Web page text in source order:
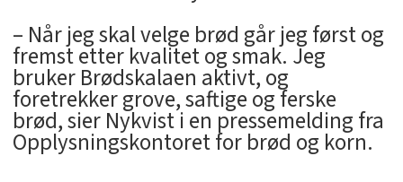
– Når jeg skal velge brød går jeg først og
fremst etter kvalitet og smak. Jeg
bruker Brødskalaen aktivt, og
foretrekker grove, saftige og ferske
brød, sier Nykvist i en pressemelding fra
Opplysningskontoret for brød og korn.